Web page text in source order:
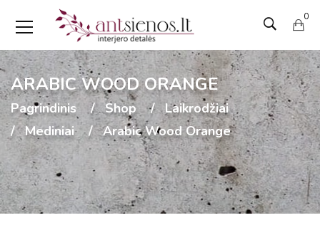
0
ARABIC WOOD ORANGE
Pagrindinis Shop
Laikrodžiai
Mediniai
Arabic Wood Orange